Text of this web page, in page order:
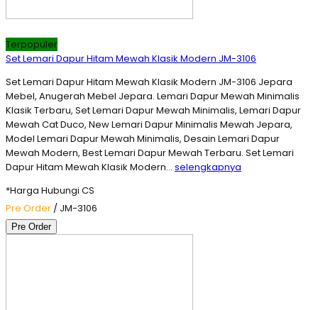
Terpopuler
Set Lemari Dapur Hitam Mewah Klasik Modern JM-3106
Set Lemari Dapur Hitam Mewah Klasik Modern JM-3106 Jepara
Mebel, Anugerah Mebel Jepara. Lemari Dapur Mewah Minimalis
Klasik Terbaru, Set Lemari Dapur Mewah Minimalis, Lemari Dapur
Mewah Cat Duco, New Lemari Dapur Minimalis Mewah Jepara,
Model Lemari Dapur Mewah Minimalis, Desain Lemari Dapur
Mewah Modern, Best Lemari Dapur Mewah Terbaru. Set Lemari
Dapur Hitam Mewah Klasik Modern… selengkapnya
*Harga Hubungi CS
Pre Order / JM-3106
Pre Order